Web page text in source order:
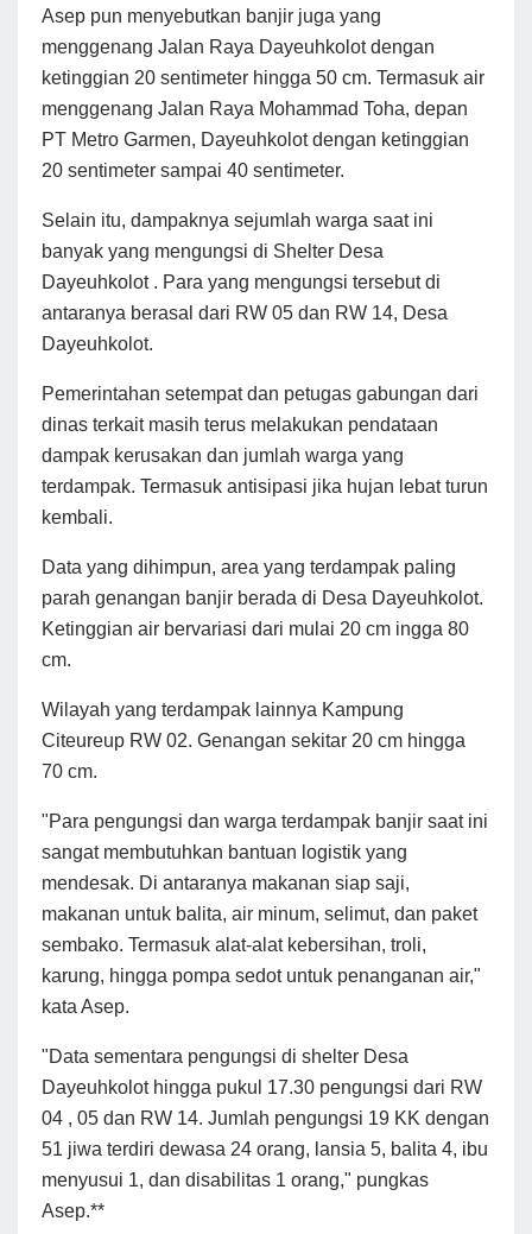
Asep pun menyebutkan banjir juga yang
menggenang Jalan Raya Dayeuhkolot dengan
ketinggian 20 sentimeter hingga 50 cm. Termasuk air
menggenang Jalan Raya Mohammad Toha, depan
PT Metro Garmen, Dayeuhkolot dengan ketinggian
20 sentimeter sampai 40 sentimeter.
Selain itu, dampaknya sejumlah warga saat ini
banyak yang mengungsi di Shelter Desa
Dayeuhkolot . Para yang mengungsi tersebut di
antaranya berasal dari RW 05 dan RW 14, Desa
Dayeuhkolot.
Pemerintahan setempat dan petugas gabungan dari
dinas terkait masih terus melakukan pendataan
dampak kerusakan dan jumlah warga yang
terdampak. Termasuk antisipasi jika hujan lebat turun
kembali.
Data yang dihimpun, area yang terdampak paling
parah genangan banjir berada di Desa Dayeuhkolot.
Ketinggian air bervariasi dari mulai 20 cm ingga 80
cm.
Wilayah yang terdampak lainnya Kampung
Citeureup RW 02. Genangan sekitar 20 cm hingga
70 cm.
"Para pengungsi dan warga terdampak banjir saat ini
sangat membutuhkan bantuan logistik yang
mendesak. Di antaranya makanan siap saji,
makanan untuk balita, air minum, selimut, dan paket
sembako. Termasuk alat-alat kebersihan, troli,
karung, hingga pompa sedot untuk penanganan air,"
kata Asep.
"Data sementara pengungsi di shelter Desa
Dayeuhkolot hingga pukul 17.30 pengungsi dari RW
04 , 05 dan RW 14. Jumlah pengungsi 19 KK dengan
51 jiwa terdiri dewasa 24 orang, lansia 5, balita 4, ibu
menyusui 1, dan disabilitas 1 orang," pungkas
Asep.**